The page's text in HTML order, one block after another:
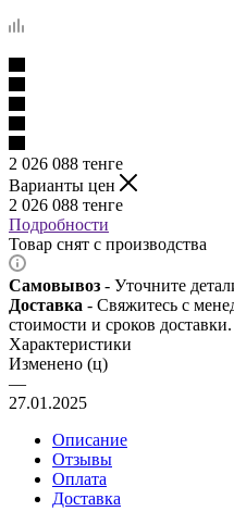
2 026 088 тенге
Варианты цен
2 026 088 тенге
Подробности
Товар снят с производства
Самовывоз - Уточните
Доставка - Свяжитесь с
стоимости и сроков доставки.
Характеристики
Изменено (ц)
—
27.01.2025
Описание
Отзывы
Оплата
Доставка